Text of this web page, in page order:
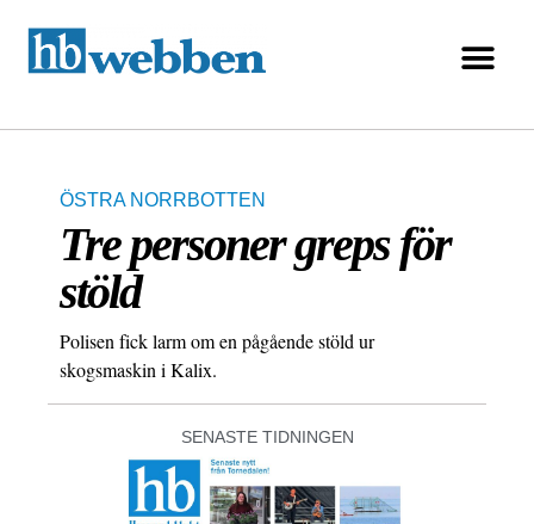
ÖSTRA NORRBOTTEN
Tre personer greps för
stöld
Polisen fick larm om en pågående stöld ur
skogsmaskin i Kalix.
SENASTE TIDNINGEN